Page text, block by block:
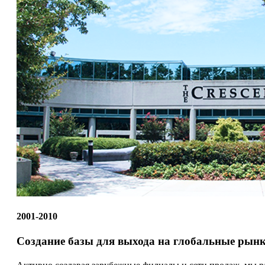
2001-2010
Создание базы для выхода на глобальные